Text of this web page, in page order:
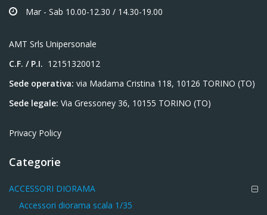
Mar - Sab 10.00-12.30 / 14.30-19.00
AMT Srls Unipersonale
C.F. / P.I. 12151320012
Sede operativa: via Madama Cristina 118, 10126 TORINO (TO)
Sede legale: Via Gressoney 36, 10155 TORINO (TO)
Privacy Policy
Categorie
ACCESSORI DIORAMA
Accessori diorama scala 1/35